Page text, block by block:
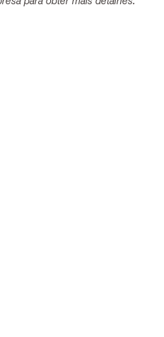
para obter mais detalhes.